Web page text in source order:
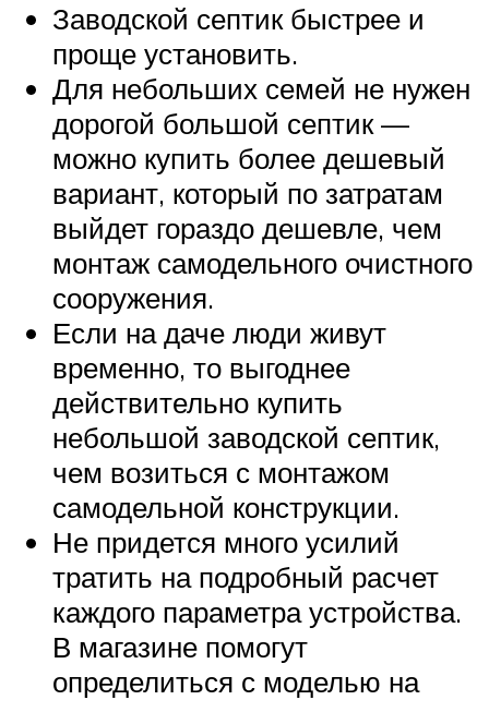
Заводской септик быстрее и
проще установить.
Для небольших семей не нужен
дорогой большой септик —
можно купить более дешевый
вариант, который по затратам
выйдет гораздо дешевле, чем
монтаж самодельного очистного
сооружения.
Если на даче люди живут
временно, то выгоднее
действительно купить
небольшой заводской септик,
чем возиться с монтажом
самодельной конструкции.
Не придется много усилий
тратить на подробный расчет
каждого параметра устройства.
В магазине помогут
определиться с моделью на